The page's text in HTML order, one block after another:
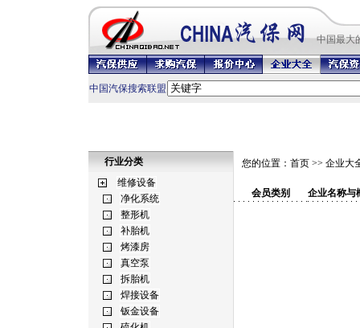
中国最大
中国汽保搜索联盟
行业分类 您的位置： 首页 >> 企业大
会员类别 企业名称与